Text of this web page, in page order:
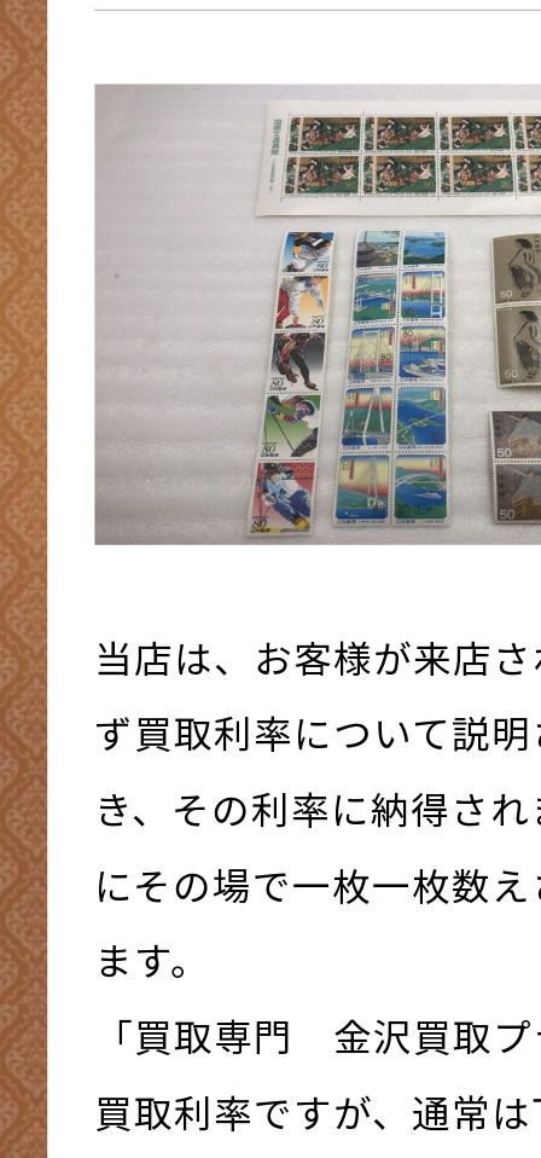
当店は、お客様が来店
ず買取利率について説
き、その利率に納得さ
にその場で一枚一枚数
ます。
「買取専門 金沢買取
買取利率ですが、通常